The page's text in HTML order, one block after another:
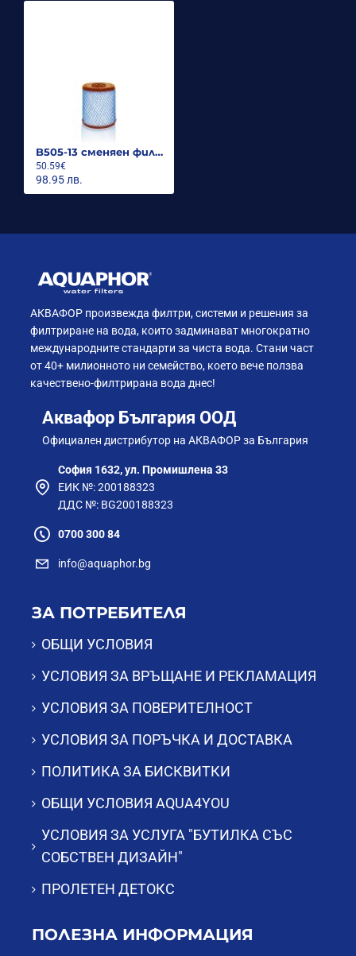
B505-13 сменяен филтър за Викинг Мини
50.59€
98.95 лв.
АКВАФОР произвежда филтри, системи и решения за
филтриране на вода, които задминават многократно
международните стандарти за чиста вода. Стани част
от 40+ милионното ни семейство, което вече ползва
качествено-филтрирана вода днес!
Аквафор България ООД
Официален дистрибутор на АКВАФОР за България
София 1632, ул. Промишлена 33
ЕИК №: 200188323
ДДС №: BG200188323
0700 300 84
info@aquaphor.bg
ЗА ПОТРЕБИТЕЛЯ
ОБЩИ УСЛОВИЯ
УСЛОВИЯ ЗА ВРЪЩАНЕ И РЕКЛАМАЦИЯ
УСЛОВИЯ ЗА ПОВЕРИТЕЛНОСТ
УСЛОВИЯ ЗА ПОРЪЧКА И ДОСТАВКА
ПОЛИТИКА ЗА БИСКВИТКИ
ОБЩИ УСЛОВИЯ AQUA4YOU
УСЛОВИЯ ЗА УСЛУГА "БУТИЛКА СЪС
СОБСТВЕН ДИЗАЙН"
ПРОЛЕТЕН ДЕТОКС
ПОЛЕЗНА ИНФОРМАЦИЯ